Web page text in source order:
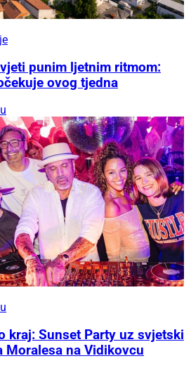
punim ljetnim ritmom:
ovog tjedna
kraj: Sunset Party uz svjetski
Moralesa na Vidikovcu